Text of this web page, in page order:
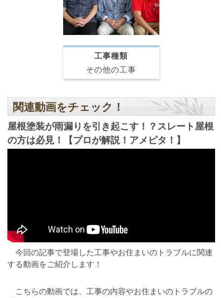
工事種類
その他の工事
関連動画をチェック！
屋根塗装が雨漏りを引き起こす！？スレート屋根
の方は必見！【プロが解説！アメピタ！】
今回の記事で登場した工事やお住まいのトラブルに関連
する動画をご紹介します！
こちらの動画では、工事の内容やお住まいのトラブルの